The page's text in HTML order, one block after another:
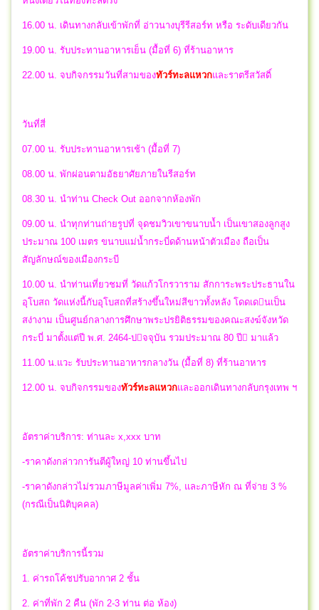
16.00 น. เดินทางกลับเข้าพักที่ อ่าวนางบุรีรีสอร์ท หรือ ระดับเดียวกัน
19.00 น. รับประทานอาหารเย็น (มื้อที่ 6) ที่ร้านอาหาร
22.00 น. จบกิจกรรมวันที่สามของทัวร์ทะลแหวกและราตรีสวัสดิ์
วันที่สี่
07.00 น. รับประทานอาหารเช้า (มื้อที่ 7)
08.00 น. พักผ่อนตามอัธยาศัยภายในรีสอร์ท
08.30 น. นำท่าน Check Out ออกจากห้องพัก
09.00 น. นําทุกท่านถ่ายรูปที่ จุดชมวิวเขาขนาบน้ำ เป็นเขาสองลูกสูง
ประมาณ 100 เมตร ขนาบแม่น้ำกระบี่ดด้านหน้าตัวเมือง ถือเป็น
สัญลักษณ์ของเมืองกระบี
10.00 น. นําท่านเที่ยวชมที่ วัดแก้วโกรวาราม สักการะพระประธานใน
อุโบสถ วัดแห่งนี้กับอุโบสถที่สร้างขึ้นใหม่สีขาวทั้งหลัง โดดเดนเป็น
สง่างาม เป็นศูนย์กลางการศึกษาพระปรยิติธรรมของคณะสงฆ์จังหวัด
กระบี่ มาตั้งแต่ปี พ.ศ. 2464-ปจจุบัน รวมประมาณ 80 ปี มาแล้ว
11.00 น.แวะ รับประทานอาหารกลางวัน (มื้อที่ 8) ที่ร้านอาหาร
12.00 น. จบกิจกรรมของทัวร์ทะลแหวกและออกเดินทางกลับกรุงเทพ ฯ
อัตราค่าบริการ: ท่านละ x,xxx บาท
-ราคาดังกล่าวการันตีผู้ใหญ่ 10 ท่านขึ้นไป
-ราคาดังกล่าวไม่รวมภาษีมูลค่าเพิ่ม 7%, และภาษีหัก ณ ที่จ่าย 3 %
(กรณีเป็นนิติบุคคล)
อัตราค่าบริการนี้รวม
1. ค่ารถโค้ชปรับอากาศ 2 ชั้น
2. ค่าที่พัก 2 คืน (พัก 2-3 ท่าน ต่อ ห้อง)